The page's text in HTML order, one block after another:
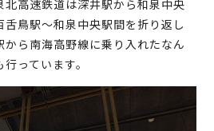
高速鉄道は深井駅から和泉中央
鳥駅～和泉中央駅間を折り返し
ら南海高野線に乗り入れたなん
っています。